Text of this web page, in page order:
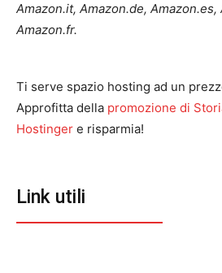
Amazon.it, Amazon.de, Amazon.es,
Amazon.fr.
Ti serve spazio hosting ad un
Approfitta della promozione di
Hostinger e risparmia!
Link utili